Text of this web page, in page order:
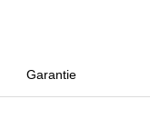
Garantie